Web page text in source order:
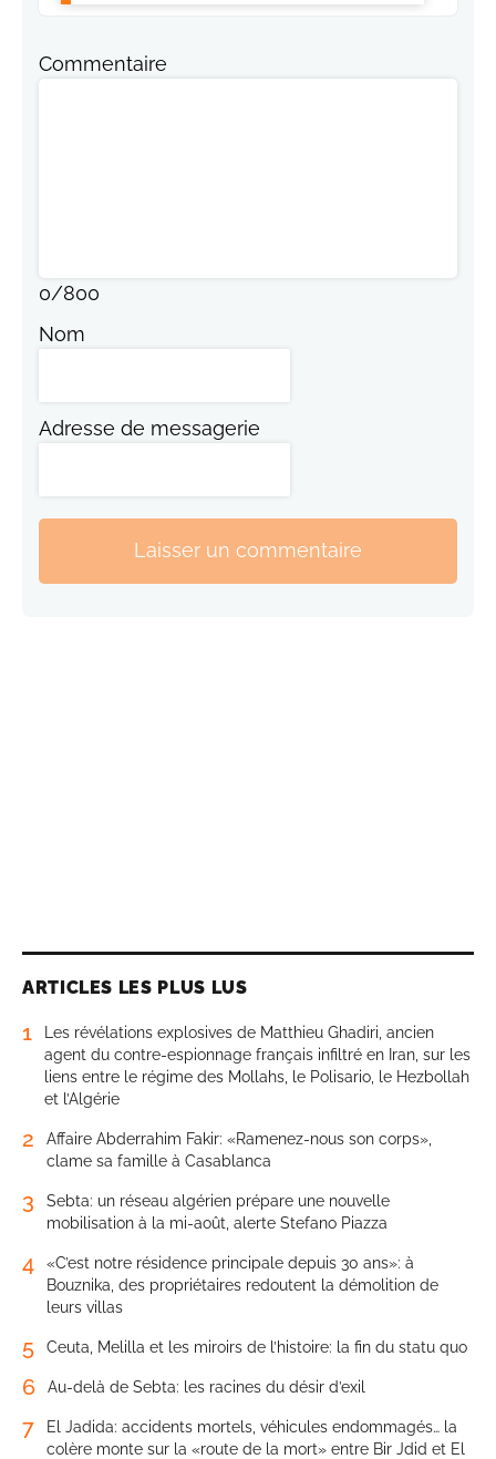
Commentaire
0/800
Nom
Adresse de messagerie
Laisser un commentaire
ARTICLES LES PLUS LUS
1
Les révélations explosives de Matthieu Ghadiri, ancien
agent du contre-espionnage français infiltré en Iran, sur les
liens entre le régime des Mollahs, le Polisario, le Hezbollah
et l’Algérie
2
Affaire Abderrahim Fakir: «Ramenez-nous son corps»,
clame sa famille à Casablanca
3
Sebta: un réseau algérien prépare une nouvelle
mobilisation à la mi-août, alerte Stefano Piazza
4
«C’est notre résidence principale depuis 30 ans»: à
Bouznika, des propriétaires redoutent la démolition de
leurs villas
5 Ceuta, Melilla et les miroirs de l’histoire: la fin du statu quo
6 Au-delà de Sebta: les racines du désir d’exil
7
El Jadida: accidents mortels, véhicules endommagés… la
colère monte sur la «route de la mort» entre Bir Jdid et El